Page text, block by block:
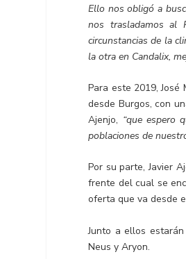
Ello nos obligó a
nos trasladamos al
circunstancias de la
la otra en Candalix,
Para este 2019,
desde Burgos, con
Ajenjo, “que espero
poblaciones de
Por su parte, Javier
frente del cual se
oferta que va desde
Junto a ellos estarán
Neus y Aryon.